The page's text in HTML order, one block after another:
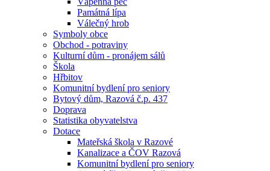
Památná lípa
Válečný hrob
Symboly obce
Obchod - potraviny
Kulturní dům - pronájem sálů
Škola
Hřbitov
Komunitní bydlení pro seniory
Bytový dům, Razová č.p. 437
Doprava
Statistika obyvatelstva
Dotace
Mateřská škola v Razové
Kanalizace a ČOV Razová
Komunitní bydlení pro seniory